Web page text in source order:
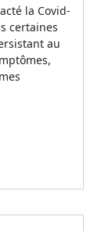
la Covid-
certaines
au